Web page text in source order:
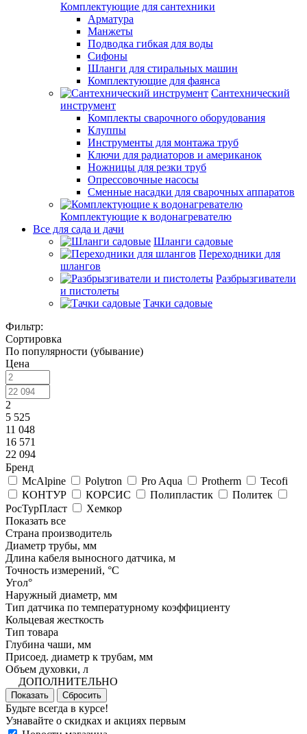
Комплектующие для сантехники
Арматура
Манжеты
Подводка гибкая для воды
Сифоны
Шланги для стиральных машин
Комплектующие для фаянса
Сантехнический
инструмент
Комплекты сварочного оборудования
Клуппы
Инструменты для монтажа труб
Ключи для радиаторов и американок
Ножницы для резки труб
Опрессовочные насосы
Сменные насадки для сварочных аппаратов
Комплектующие к водонагревателю
Все для сада и дачи
Шланги садовые
Переходники для
шлангов
Разбрызгиватели
и пистолеты
Тачки садовые
Фильтр:
Сортировка
По популярности (убывание)
Цена
2
5 525
11 048
16 571
22 094
Бренд
McAlpine
Polytron Pro Aqua Protherm
Tecofi
КОНТУР
КОРСИС Полипластик
Политек
РосТурПласт
Хемкор
Показать все
Страна производитель
Диаметр трубы, мм
Длина кабеля выносного датчика, м
Точность измерений, °C
Угол°
Наружный диаметр, мм
Тип датчика по температурному коэффициенту
Кольцевая жесткость
Тип товара
Глубина чаши, мм
Присоед. диаметр к трубам, мм
Объем духовки, л
ДОПОЛНИТЕЛЬНО
Показать Сбросить
Будьте всегда в курсе!
Узнавайте о скидках и акциях первым